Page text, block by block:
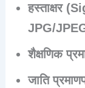
हस्ताक्षर
JPG/
शैक्षणिक
जाति